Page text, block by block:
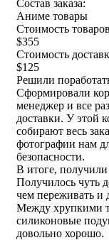
Состав заказа:
Аниме товары
Стоимость
$355
Стоимость
$125
Решили
Сформировали
менеджер и все
доставки. У этой
собирают весь
фотографии нам
безопасности.
В итоге, получили
Получилось чуть
чем переживать и
Между хрупкими
силиконовые
довольно хорошо.